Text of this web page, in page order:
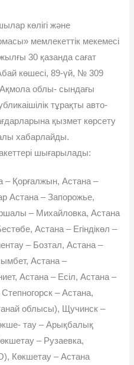
көлігі жəне
мемлекеттік мекемесі
30 қазанда сағат
көшесі, 89-үй, № 309
облы- сындағы
тұрақты авто­
қызмет көрсету
хабарлайды.
шығарылады:
– Қорғалжын, Астана –
Астана – Запорожье,
– Михайловка, Астана
Астана – Егіндікөл –
– Бозтал, Астана –
Астана –
Астана – Есіл, Астана –
– Астана,
облысы), Щучинск –
тау – Арықбалық
– Рузаевка,
Көкшетау – Астана